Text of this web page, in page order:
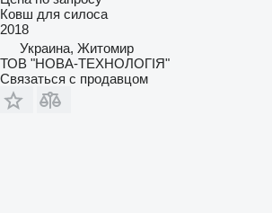
Ковш для силоса
2018
Украина, Житомир
ТОВ "НОВА-ТЕХНОЛОГІЯ"
Связаться с продавцом